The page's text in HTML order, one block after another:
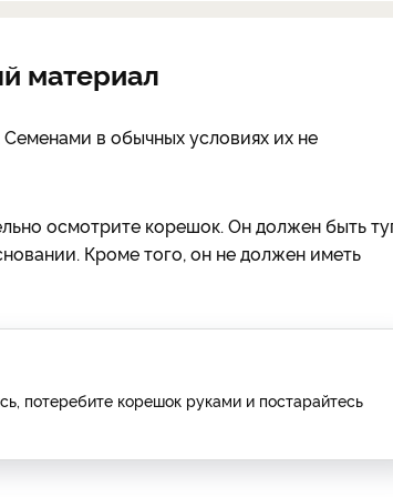
материал
в обычных условиях их не
осмотрите корешок. Он должен быть
Кроме того, он не должен иметь
потеребите корешок руками и постарайтесь